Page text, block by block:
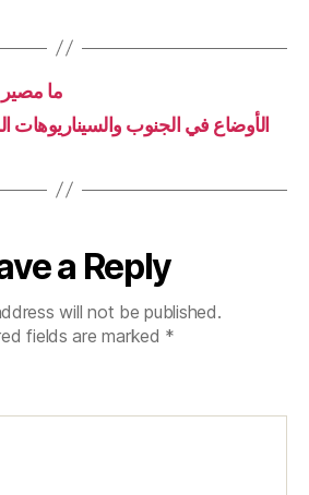
ما
a Reply
will not be published.
fields are marked *